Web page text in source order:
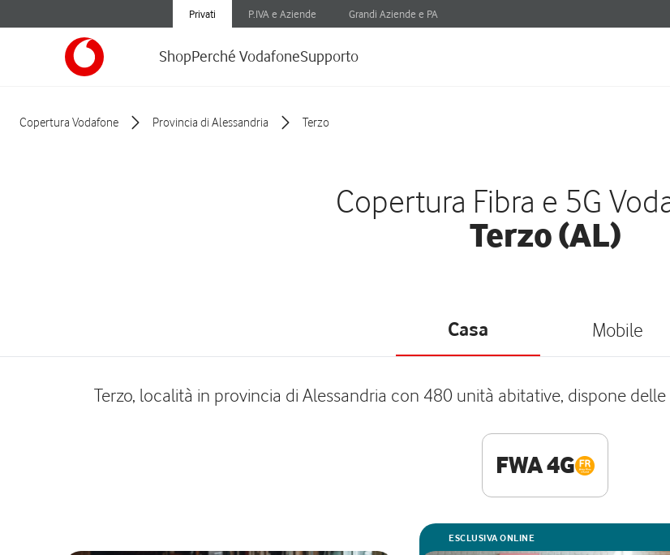
Privati P.IVA e Aziende Grandi Aziende e PA
ShopPerché VodafoneSupporto
Copertura Vodafone Provincia di Alessandria Terzo
Copertura Fibra e 5G
Terzo (AL)
Casa Mobile
Terzo, località in provincia di Alessandria con 480 unità abitative, dispone
FWA 4G
ESCLUSIVA ONLINE